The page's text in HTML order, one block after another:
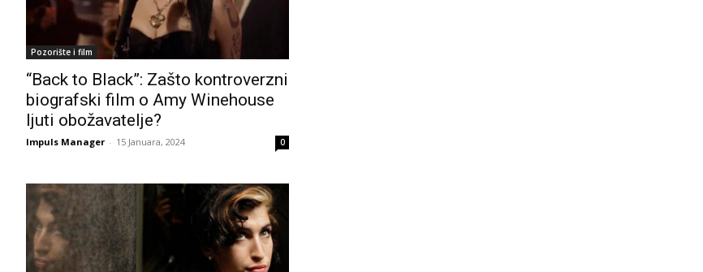
Pozorište i film
“Back to Black”: Zašto kontroverzni
biografski film o Amy Winehouse
ljuti obožavatelje?
Impuls Manager - 15 Januara, 2024 0